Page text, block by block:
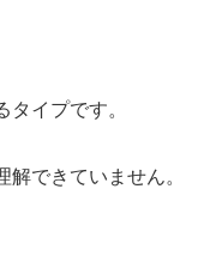
イプです。
できていません。